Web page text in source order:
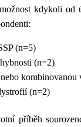
kdykoli
(n=5)
(n=2)
kombinovanou
(n=2)
příběh